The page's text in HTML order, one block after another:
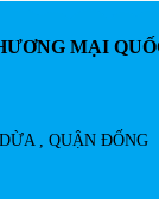
MẠI
, QUẬN ĐỐNG